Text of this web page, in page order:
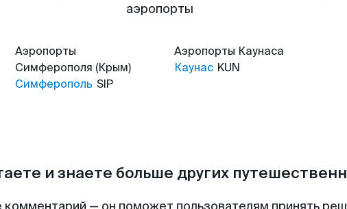
аэропорты
Аэропорты
Симферополя (Крым)
Симферополь SIP
Аэропорты Каунаса
Каунас KUN
и знаете больше других